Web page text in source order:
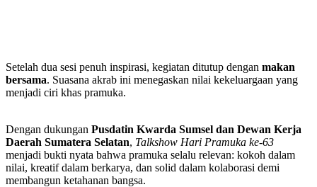
Setelah dua sesi penuh inspirasi, kegiatan ditutup dengan makan
bersama. Suasana akrab ini menegaskan nilai kekeluargaan yang
menjadi ciri khas pramuka.
Dengan dukungan Pusdatin Kwarda Sumsel dan Dewan Kerja
Daerah Sumatera Selatan, Talkshow Hari Pramuka ke-63
menjadi bukti nyata bahwa pramuka selalu relevan: kokoh dalam
nilai, kreatif dalam berkarya, dan solid dalam kolaborasi demi
membangun ketahanan bangsa.